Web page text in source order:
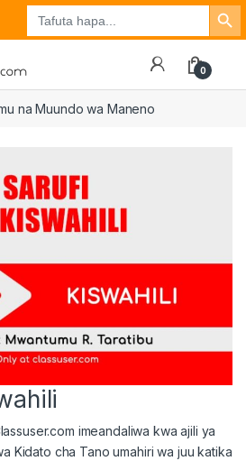
Search
for:
Search Button
Tuzo
0
na Muundo wa Maneno
imeandaliwa kwa ajili ya
Kidato cha Tano umahiri wa juu katika